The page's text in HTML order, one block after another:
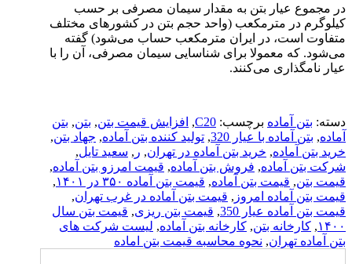
در مجموع عیار بتن به مقدار سیمان مصرفی بر حسب
کیلوگرم در مترمکعب (واحد حجم بتن در کشورهای مختلف
متفاوت است، در ایران مترمکعب حساب می‌شود) گفته
می‌شود. که معمولا برای شناسایی سیمان مصرفی، آن را با
عیار نامگذاری می‌کنند.
دسته: بتن آماده برچسب: C20
, افزایش قیمت بتن, بتن, بتن
آماده, بتن آماده با عیار 320 , تولید کننده بتن آماده, جهاد بتن,
خرید بتن آماده, خرید بتن آماده در تهران, ر , سعید تایل,
شرکت بتن آماده, فروش بتن آماده, قیمت امرزو بتن آماده,
قیمت بتن, قیمت بتن آماده, قیمت بتن آماده ۳۵۰ در ۱۴۰۱
,
قیمت بتن آماده امروز , قیمت بتن آماده در غرب تهران,
قیمت بتن آماده عیار 350
, قیمت بتن ریزی, قیمت بتن سال
۱۴۰۰, کارخانه بتن, کارخانه بتن آماده, لیست شرکت های
بتن آماده تهران, نحوه محاسبه قیمت بتن اماده